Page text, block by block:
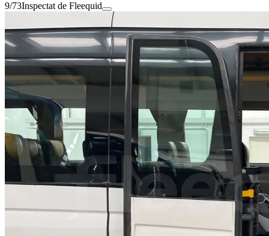
9/73Inspectat de Fleequid